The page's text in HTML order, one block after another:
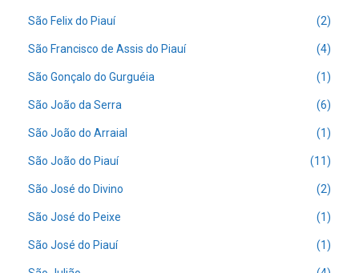
São Felix do Piauí (2)
São Francisco de Assis do Piauí (4)
São Gonçalo do Gurguéia (1)
São João da Serra (6)
São João do Arraial (1)
São João do Piauí (11)
São José do Divino (2)
São José do Peixe (1)
São José do Piauí (1)